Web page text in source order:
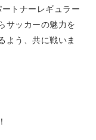
トナーレギュラー
サッカーの魅力を
よう、共に戦いま